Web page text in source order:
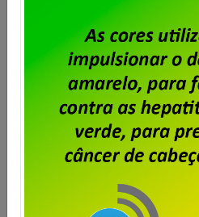
Dataprev –
para entrega de
oposição à
custeio sindical
2025/2027